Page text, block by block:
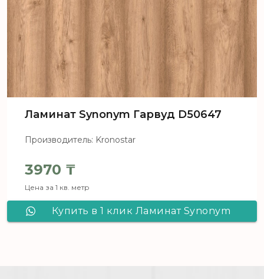
Ламинат Synonym Гарвуд D50647
Производитель: Kronostar
3970 ₸
Цена за 1 кв. метр
Купить в 1 клик Ламинат Synonym